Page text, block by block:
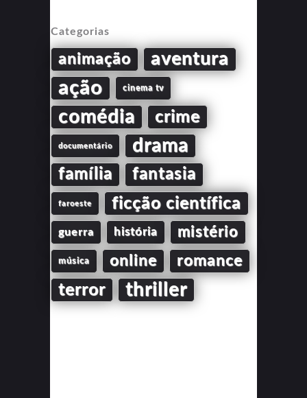
Categorias
animação aventura
ação cinema tv
comédia crime
documentário drama
família fantasia
faroeste ficção científica
guerra história mistério
música online romance
terror thriller